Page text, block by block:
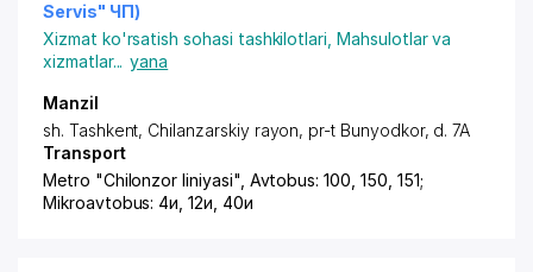
Servis" ЧП)
Xizmat ko'rsatish sohasi tashkilotlari ,Mahsulotlar va
xizmatlar... yana
Manzil
sh. Tashkent, Chilanzarskiy rayon, pr-t Bunyodkor, d. 7A
Transport
Metro "Chilonzor liniyasi", Avtobus: 100, 150, 151;
Mikroavtobus: 4и, 12и, 40и